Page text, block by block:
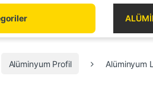
Alüminyum Profil Alüminyum